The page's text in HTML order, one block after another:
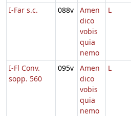
I-Far s.c. 088v
Amen
dico
vobis
quia
nemo
L
I-Fl Conv.
sopp. 560
095v
Amen
dico
vobis
quia
nemo
L